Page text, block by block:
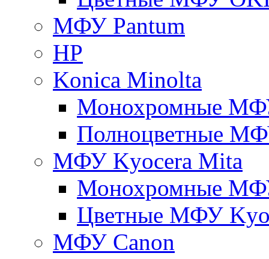
МФУ Pantum
HP
Konica Minolta
Монохромные
Полноцветные
МФУ Kyocera Mita
Монохромные
Цветные МФУ
МФУ Canon